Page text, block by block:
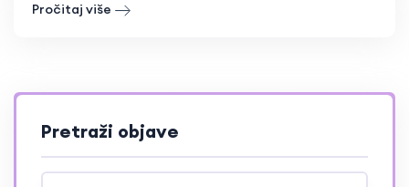
Pročitaj više
Pretraži objave